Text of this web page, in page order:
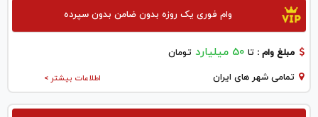
وام فوری یک روزه بدون ضامن بدون سپرده
مبلغ وام : تا 50 میلیارد تومان
اطلاعات بیشتر > تمامی شهر های ایران